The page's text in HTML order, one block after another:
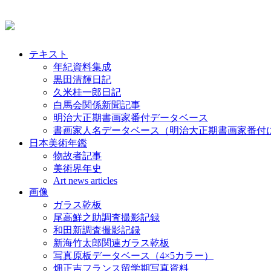
テキスト
年紀資料集成
黒田清輝日記
久米桂一郎日記
白馬会関係新聞記事
明治大正期書画家番付データベース
書画家人名データベース（明治大正期書画家番付
日本美術年鑑
物故者記事
美術界年史
Art news articles
画像
ガラス乾板
尾高鮮之助調査撮影記録
和田新調査撮影記録
新海竹太郎関連ガラス乾板
写真原板データベース（4×5カラー）
畑正吉フランス留学期写真資料